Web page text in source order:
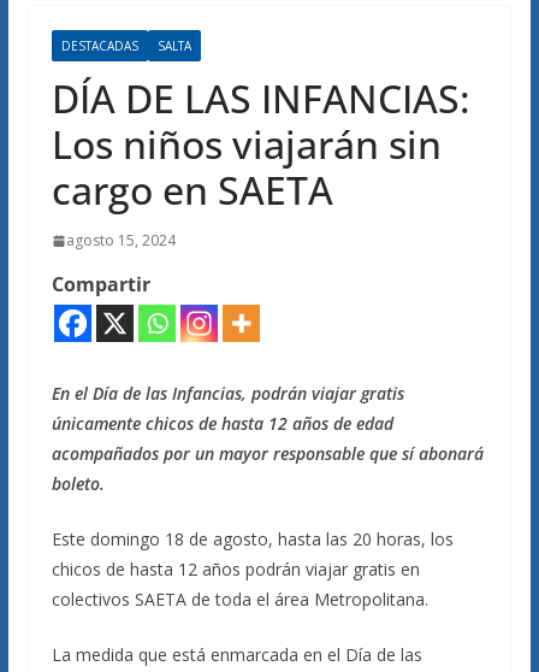
DESTACADAS SALTA
DÍA DE LAS INFANCIAS:
Los niños viajarán sin
cargo en SAETA
agosto 15, 2024
Compartir
En el Día de las Infancias, podrán viajar gratis
únicamente chicos de hasta 12 años de edad
acompañados por un mayor responsable que sí abonará
boleto.
Este domingo 18 de agosto, hasta las 20 horas, los
chicos de hasta 12 años podrán viajar gratis en
colectivos SAETA de toda el área Metropolitana.
La medida que está enmarcada en el Día de las